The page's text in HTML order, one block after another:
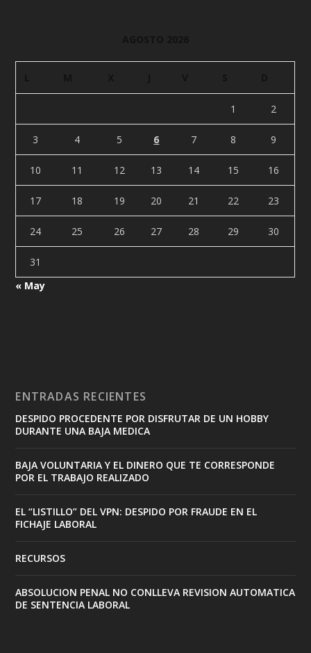
1 2
3 4 5 6 7 8 9
10 11 12 13 14 15 16
17 18 19 20 21 22 23
24 25 26 27 28 29 30
31
« May
ENTRADAS RECIENTES
DESPIDO PROCEDENTE POR DISFRUTAR DE UN HOBBY
DURANTE UNA BAJA MEDICA
BAJA VOLUNTARIA Y EL DINERO QUE TE CORRESPONDE
POR EL TRABAJO REALIZADO
EL “LISTILLO” DEL VPN: DESPIDO POR FRAUDE EN EL
FICHAJE LABORAL
RECURSOS
ABSOLUCION PENAL NO CONLLEVA REVISION AUTOMATICA
DE SENTENCIA LABORAL